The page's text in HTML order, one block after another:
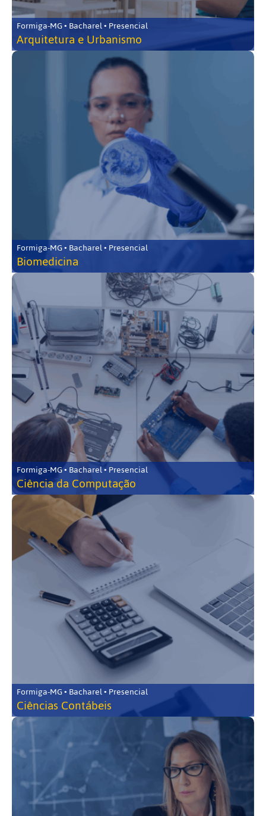
Formiga-MG • Bacharel • Presencial
Arquitetura e Urbanismo
Formiga-MG • Bacharel • Presencial
Biomedicina
Formiga-MG • Bacharel • Presencial
Ciência da Computação
Formiga-MG • Bacharel • Presencial
Ciências Contábeis